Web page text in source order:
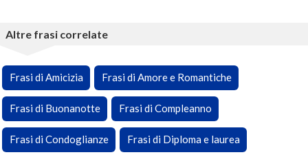
Altre frasi correlate
Frasi di Amicizia Frasi di Amore e Romantiche
Frasi di Buonanotte Frasi di Compleanno
Frasi di Condoglianze Frasi di Diploma e laurea